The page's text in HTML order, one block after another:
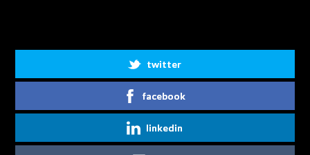
twitter
facebook
linkedin